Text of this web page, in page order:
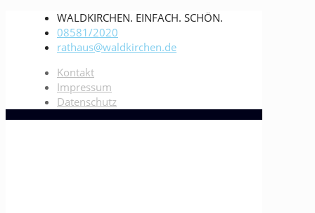
WALDKIRCHEN. EINFACH. SCHÖN.
08581/2020
rathaus@waldkirchen.de
Kontakt
Impressum
Datenschutz